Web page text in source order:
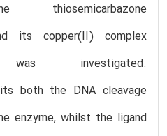
one thiosemicarbazone
its copper(II) complex
was investigated.
both the DNA cleavage
enzyme, whilst the ligand